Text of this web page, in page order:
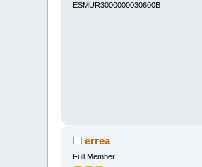
ESMUR3000000030600B
errea
Full Member